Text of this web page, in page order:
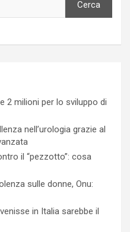
Cerca
2 milioni per lo sviluppo di
nell’urologia grazie al
il “pezzotto”: cosa
sulle donne, Onu:
in Italia sarebbe il